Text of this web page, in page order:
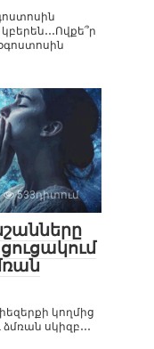
533դիտում
կողմից
սկիզբ․․․